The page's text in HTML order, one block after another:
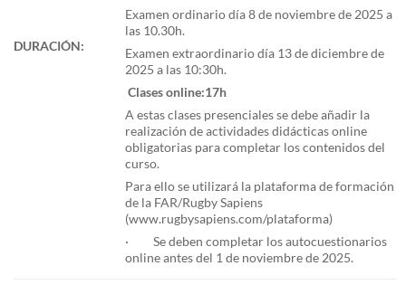
DURACIÓN:
Examen ordinario día 8 de noviembre de 2025 a
las 10.30h.
Examen extraordinario día 13 de diciembre de
2025 a las 10:30h.
Clases online:17h
A estas clases presenciales se debe añadir la
realización de actividades didácticas online
obligatorias para completar los contenidos del
curso.
Para ello se utilizará la plataforma de formación
de la FAR/Rugby Sapiens
(www.rugbysapiens.com/plataforma)
· Se deben completar los autocuestionarios
online antes del 1 de noviembre de 2025.